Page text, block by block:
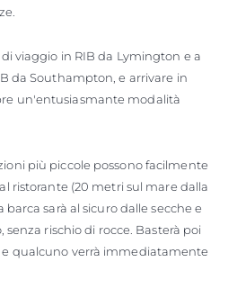
viaggio in RIB da Lymington e a
da Southampton, e arrivare in
un'entusiasmante modalità
più piccole possono facilmente
ristorante (20 metri sul mare dalla
barca sarà al sicuro dalle secche e
senza rischio di rocce. Basterà poi
qualcuno verrà immediatamente